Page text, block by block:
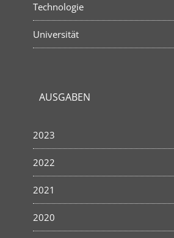
Technologie
Universität
AUSGABEN
2023
2022
2021
2020